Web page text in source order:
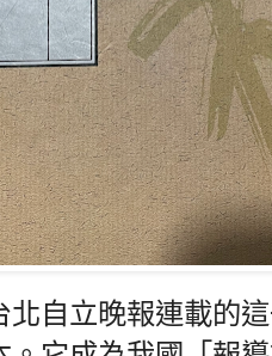
北自立晚報連載的